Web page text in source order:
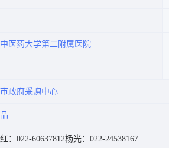
医药大学第二附属医院
政府采购中心
：022-60637812杨光：022-24538167